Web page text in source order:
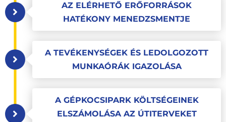
AZ ELÉRHETŐ ERŐFORRÁSOK
HATÉKONY MENEDZSMENTJE
A TEVÉKENYSÉGEK ÉS LEDOLGOZOTT
MUNKAÓRÁK IGAZOLÁSA
A GÉPKOCSIPARK KÖLTSÉGEINEK
ELSZÁMOLÁSA AZ ÚTITERVEKET